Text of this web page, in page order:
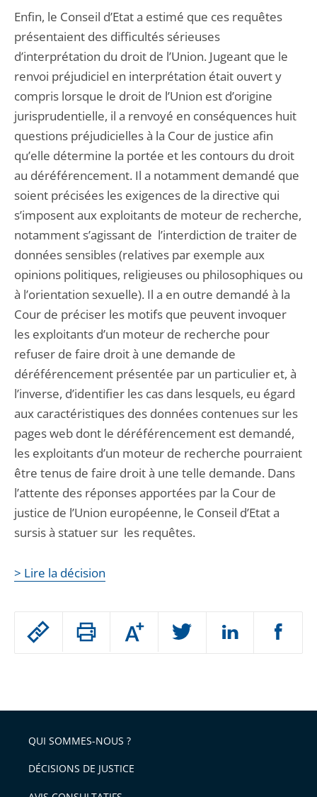
Passer
arriver
après
Augmenter
ou
l'article
pour
Enfin, le Conseil d’Etat a estimé que ces requêtes
présentaient des difficultés sérieuses
d’interprétation du droit de l’Union. Jugeant que le
renvoi préjudiciel en interprétation était ouvert y
compris lorsque le droit de l’Union est d’origine
jurisprudentielle, il a renvoyé en conséquences huit
questions préjudicielles à la Cour de justice afin
qu’elle détermine la portée et les contours du droit
au déréférencement. Il a notamment demandé que
soient précisées les exigences de la directive qui
s’imposent aux exploitants de moteur de recherche,
notamment s’agissant de l’interdiction de traiter de
données sensibles (relatives par exemple aux
opinions politiques, religieuses ou philosophiques ou
à l’orientation sexuelle). Il a en outre demandé à la
Cour de préciser les motifs que peuvent invoquer
les exploitants d’un moteur de recherche pour
refuser de faire droit à une demande de
déréférencement présentée par un particulier et, à
l’inverse, d’identifier les cas dans lesquels, eu égard
aux caractéristiques des données contenues sur les
pages web dont le déréférencement est demandé,
les exploitants d’un moteur de recherche pourraient
être tenus de faire droit à une telle demande. Dans
l’attente des réponses apportées par la Cour de
justice de l’Union européenne, le Conseil d’Etat a
sursis à statuer sur les requêtes.
> Lire la décision
QUI SOMMES-NOUS ?
DÉCISIONS DE JUSTICE